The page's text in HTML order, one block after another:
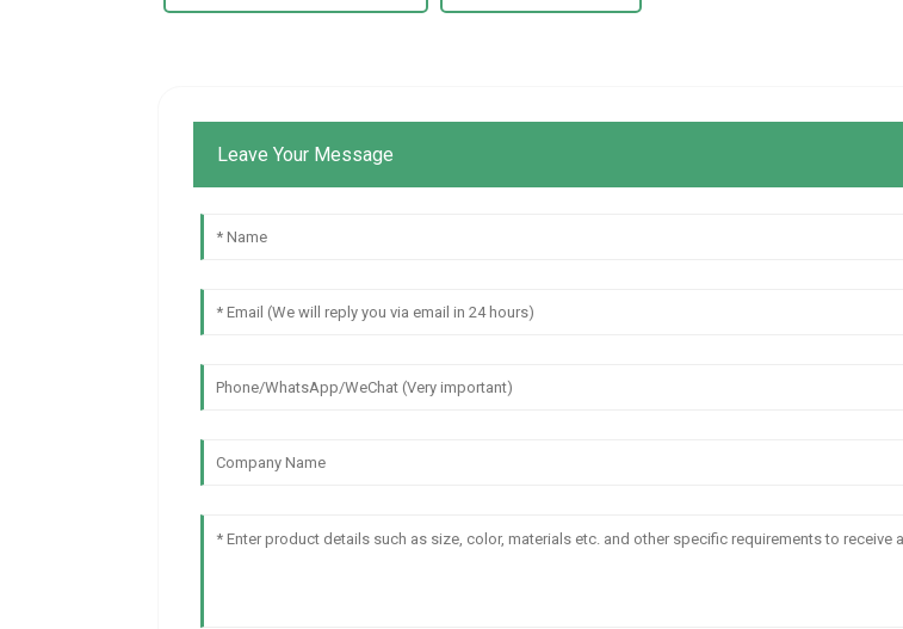
Leave Your Message